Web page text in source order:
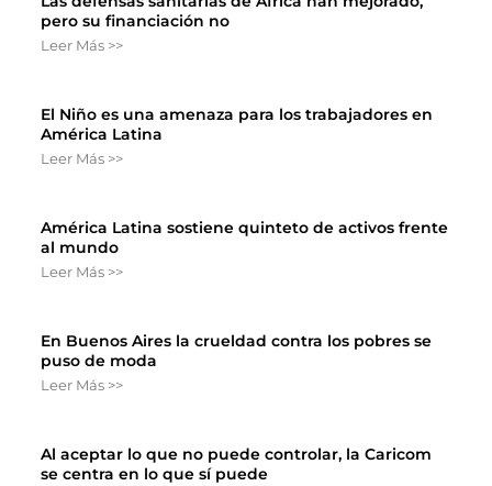
pero su financiación no
Leer Más >>
El Niño es una amenaza para los trabajadores en
América Latina
Leer Más >>
América Latina sostiene quinteto de activos frente
al mundo
Leer Más >>
En Buenos Aires la crueldad contra los pobres se
puso de moda
Leer Más >>
Al aceptar lo que no puede controlar, la Caricom
se centra en lo que sí puede